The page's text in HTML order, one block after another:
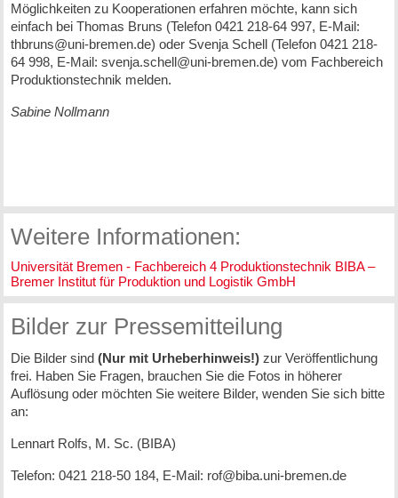
Möglichkeiten zu Kooperationen erfahren möchte, kann sich
einfach bei Thomas Bruns (Telefon 0421 218-64 997, E-Mail:
thbruns@uni-bremen.de) oder Svenja Schell (Telefon 0421 218-
64 998, E-Mail: svenja.schell@uni-bremen.de) vom Fachbereich
Produktionstechnik melden.
Sabine Nollmann
Weitere Informationen:
Universität Bremen - Fachbereich 4 Produktionstechnik BIBA –
Bremer Institut für Produktion und Logistik GmbH
Bilder zur Pressemitteilung
Die Bilder sind (Nur mit Urheberhinweis!) zur Veröffentlichung
frei. Haben Sie Fragen, brauchen Sie die Fotos in höherer
Auflösung oder möchten Sie weitere Bilder, wenden Sie sich bitte
an:
Lennart Rolfs, M. Sc. (BIBA)
Telefon: 0421 218-50 184, E-Mail: rof@biba.uni-bremen.de